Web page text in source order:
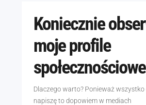
Koniecznie
moje profile
Dlaczego warto? Ponieważ wszystko
napiszę to dopowiem w mediach